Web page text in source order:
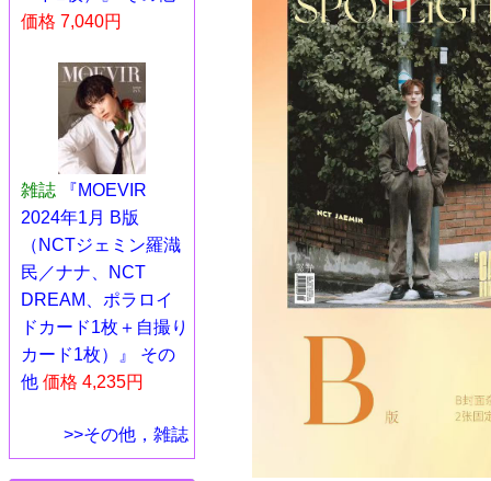
価格 7,040円
雑誌
『MOEVIR
2024年1月 B版
（NCTジェミン羅渽
民／ナナ、NCT
DREAM、ポラロイ
ドカード1枚＋自撮り
カード1枚）』 その
他 価格 4,235円
>>その他，雑誌